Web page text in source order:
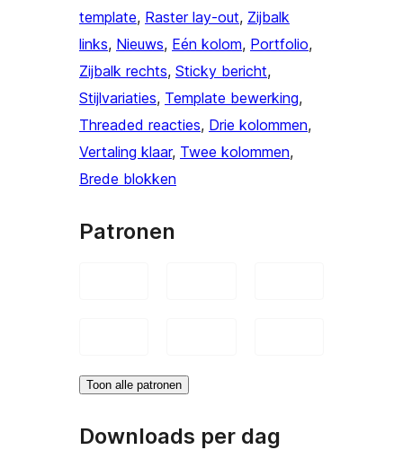
template, Raster lay-out, Zijbalk
links, Nieuws, Eén kolom, Portfolio
Zijbalk rechts, Sticky bericht
Stijlvariaties, Template bewerking
Threaded reacties, Drie kolommen
Vertaling klaar, Twee kolommen
Brede blokken
Patronen
Toon alle patronen
Downloads per dag